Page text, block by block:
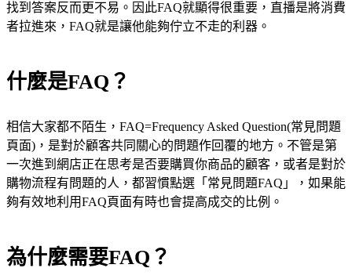
找到答案反而更不易。因此FAQ就顯得很重要，直播是將消費
者拉進來，FAQ就是讓他能夠佇立不走的利器。
什麼是FAQ？
相信大家都不陌生，FAQ=Frequency Asked Question(常見問題
頁面)，是對於顧客共同關心的問題作回覆的地方。不管是第
一次進到網店正在思考是否要購買你商品的顧客，或者是對於
購物流程有問題的人，都習慣點選「常見問題FAQ」，如果能
夠有效地利用FAQ頁面有時也會提高成交的比例。
為什麼需要FAQ？